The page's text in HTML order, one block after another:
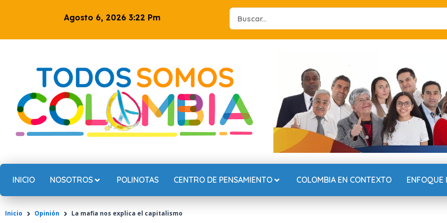
Agosto 6, 2026 3:22 Pm
Search
...
INICIO NOSOTROS POLINOTAS CENTRO DE PENSAMIENTO COLOMBIA EN CONTEXTO ENFOQUE
Inicio Opinión La mafia nos explica el capitalismo